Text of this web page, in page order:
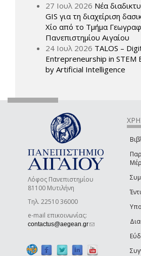
27 Ιουλ 2026 Νέα
GIS για τη διαχείριση
Χίο από το Τμήμα
Πανεπιστημίου Αιγαίου
24 Ιουλ 2026 TALOS –
Entrepreneurship in STEM
by Artificial Intelligence
Λόφος Πανεπιστημίου
81100 Μυτιλήνη
Τηλ. 22510 36000
e-mail επικοινωνίας:
contactus@aegean.gr(link sends e-mail)